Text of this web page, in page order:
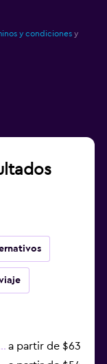
y condiciones y
a partir de $63